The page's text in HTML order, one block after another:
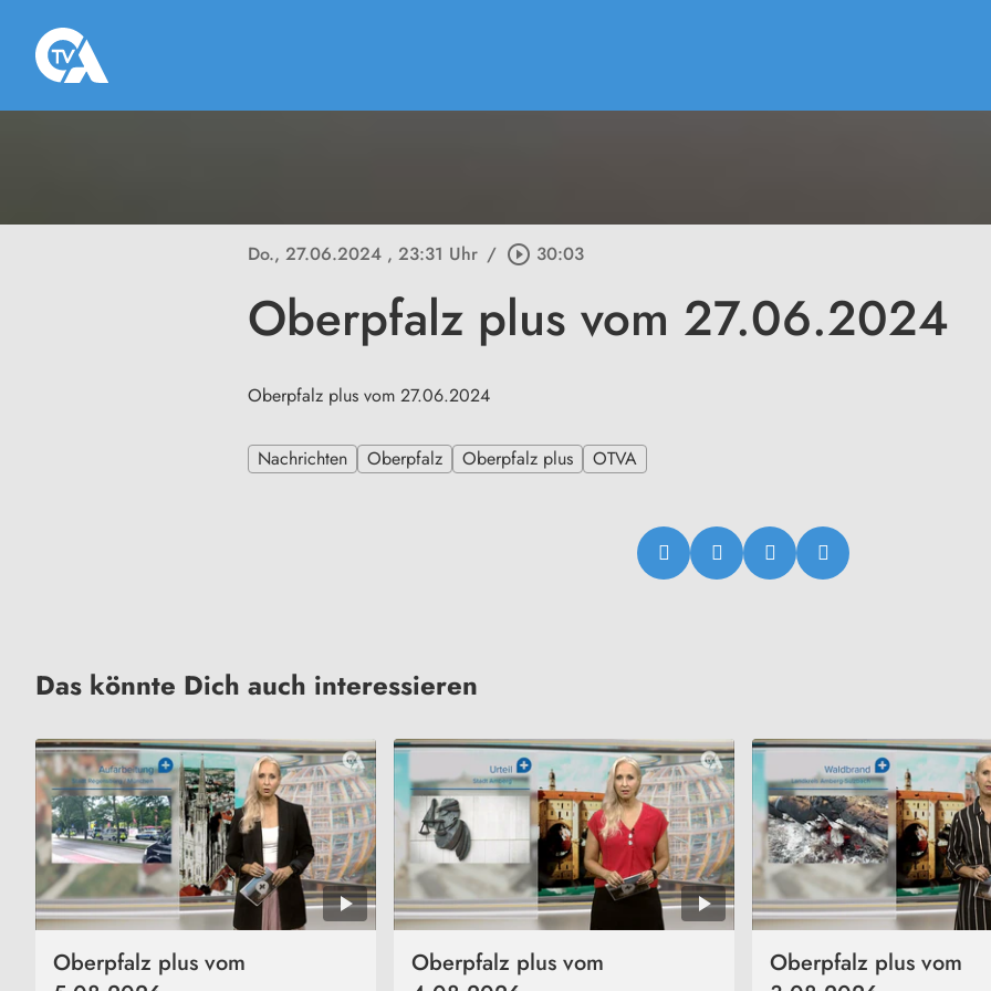
Do., 27.06.2024 , 23:31 Uhr / play_circle_outline 30:03
Oberpfalz plus vom 27.06.2024
Oberpfalz plus vom 27.06.2024
Nachrichten Oberpfalz Oberpfalz plus OTVA
Das könnte Dich auch interessieren
Oberpfalz plus vom
Oberpfalz plus vom
Oberpfalz plus vom